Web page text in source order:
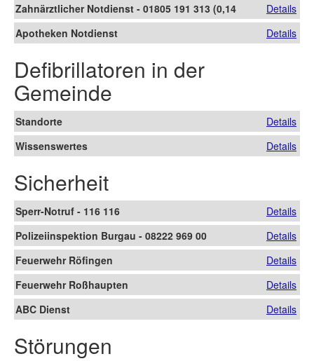
Zahnärztlicher Notdienst - 01805 191 313 (0,14
€/Minute)
Details
Apotheken Notdienst
Details
Defibrillatoren in der
Gemeinde
Standorte
Details
Wissenswertes
Details
Sicherheit
Sperr-Notruf - 116 116
Details
Polizeiinspektion Burgau - 08222 969 00
Details
Feuerwehr Röfingen
Details
Feuerwehr Roßhaupten
Details
ABC Dienst
Details
Störungen